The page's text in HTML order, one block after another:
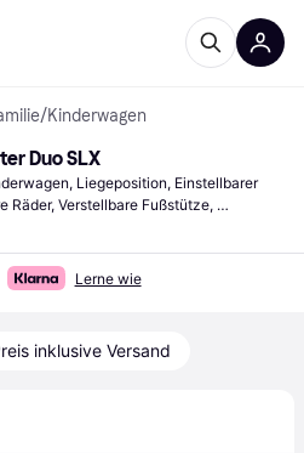
/Kinderwagen
Duo SLX
Liegeposition, Einstellbarer
Räder, Verstellbare Fußstütze,
Rückenlehne, Grau
Lerne wie
inklusive Versand